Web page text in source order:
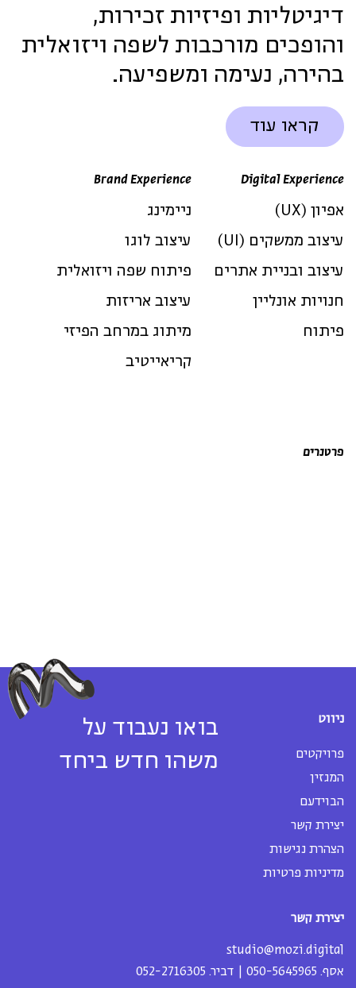
דיגיטליות ופיזיות זכירות,
והופכים מורכבות לשפה ויזואלית
בהירה, נעימה ומשפיעה.
קראו עוד
Digital Experience
אפיון (UX)
עיצוב ממשקים (UI)
עיצוב ובניית אתרים
חנויות אונליין
פיתוח
Brand Experience
ניימינג
עיצוב לוגו
פיתוח שפה ויזואלית
עיצוב אריזות
מיתוג במרחב הפיזי
קריאייטיב
פרטנרים
ניווט
פרויקטים
המגזין
הבוידעם
יצירת קשר
הצהרת נגישות
מדיניות פרטיות
יצירת קשר
studio@mozi.digital
אסף. 050-5645965 | דביר. 052-2716305
בואו נעבוד על
משהו חדש ביחד